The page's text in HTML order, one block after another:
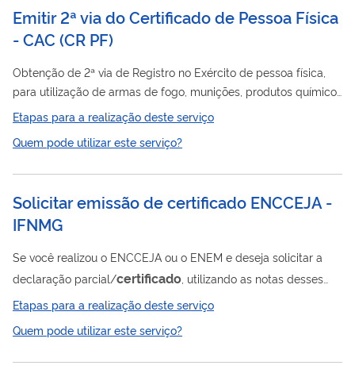
Emitir 2ª via do Certificado de Pessoa Física
- CAC (CR PF)
Obtenção de 2ª via de Registro no Exército de pessoa física,
para utilização de armas de fogo, munições, produtos químicos
e outros. Registro é o documento que contém as autorizações,
emitidas pelo Exército, para o exercício de atividades com
produtos controlados. O Registro relaciona, entre outras,
Registro Emitido de forma eletrônica pelo SisGCorp, Sistema
de Gestão Corporativo...
Etapas para a realização deste serviço
Quem pode utilizar este serviço?
Solicitar emissão de certificado ENCCEJA -
IFNMG
Se você realizou o ENCCEJA ou o ENEM e deseja solicitar a
declaração parcial/certificado , utilizando as notas desses
exames, procure uma Unidade do IFNMG e faça o
requerimento, conforme orientações a seguir:
Etapas para a realização deste serviço
Quem pode utilizar este serviço?